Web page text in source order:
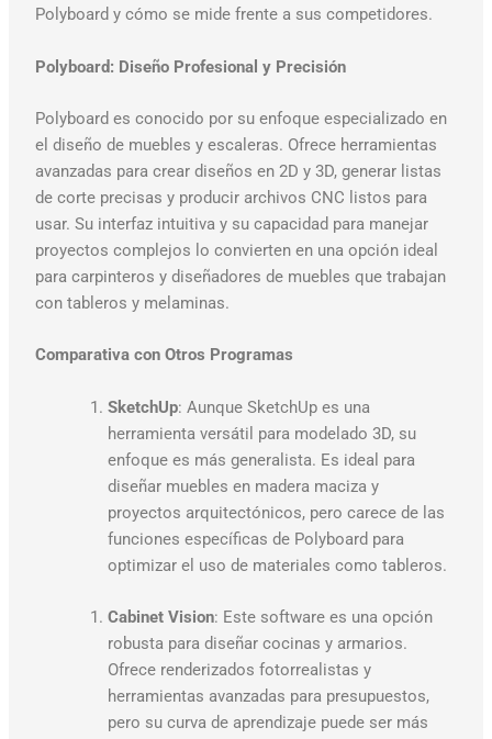
Polyboard y cómo se mide frente a sus competidores.
Polyboard: Diseño Profesional y Precisión
Polyboard es conocido por su enfoque especializado en
el diseño de muebles y escaleras. Ofrece herramientas
avanzadas para crear diseños en 2D y 3D, generar listas
de corte precisas y producir archivos CNC listos para
usar. Su interfaz intuitiva y su capacidad para manejar
proyectos complejos lo convierten en una opción ideal
para carpinteros y diseñadores de muebles que trabajan
con tableros y melaminas.
Comparativa con Otros Programas
SketchUp: Aunque SketchUp es una
herramienta versátil para modelado 3D, su
enfoque es más generalista. Es ideal para
diseñar muebles en madera maciza y
proyectos arquitectónicos, pero carece de las
funciones específicas de Polyboard para
optimizar el uso de materiales como tableros.
Cabinet Vision: Este software es una opción
robusta para diseñar cocinas y armarios.
Ofrece renderizados fotorrealistas y
herramientas avanzadas para presupuestos,
pero su curva de aprendizaje puede ser más